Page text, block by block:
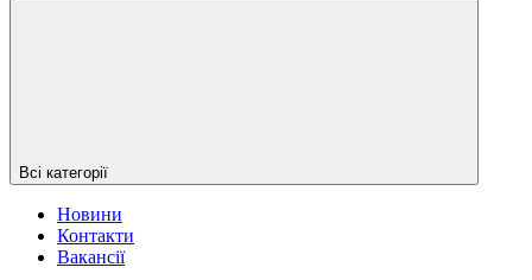
Всі категорії
Новини
Контакти
Вакансії